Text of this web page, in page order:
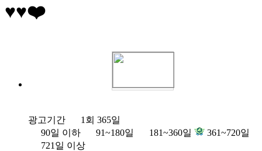
♥♥❤️
광고기간
1회 365일
90일 이하
91~180일 181~360일
361~720일
721일 이상